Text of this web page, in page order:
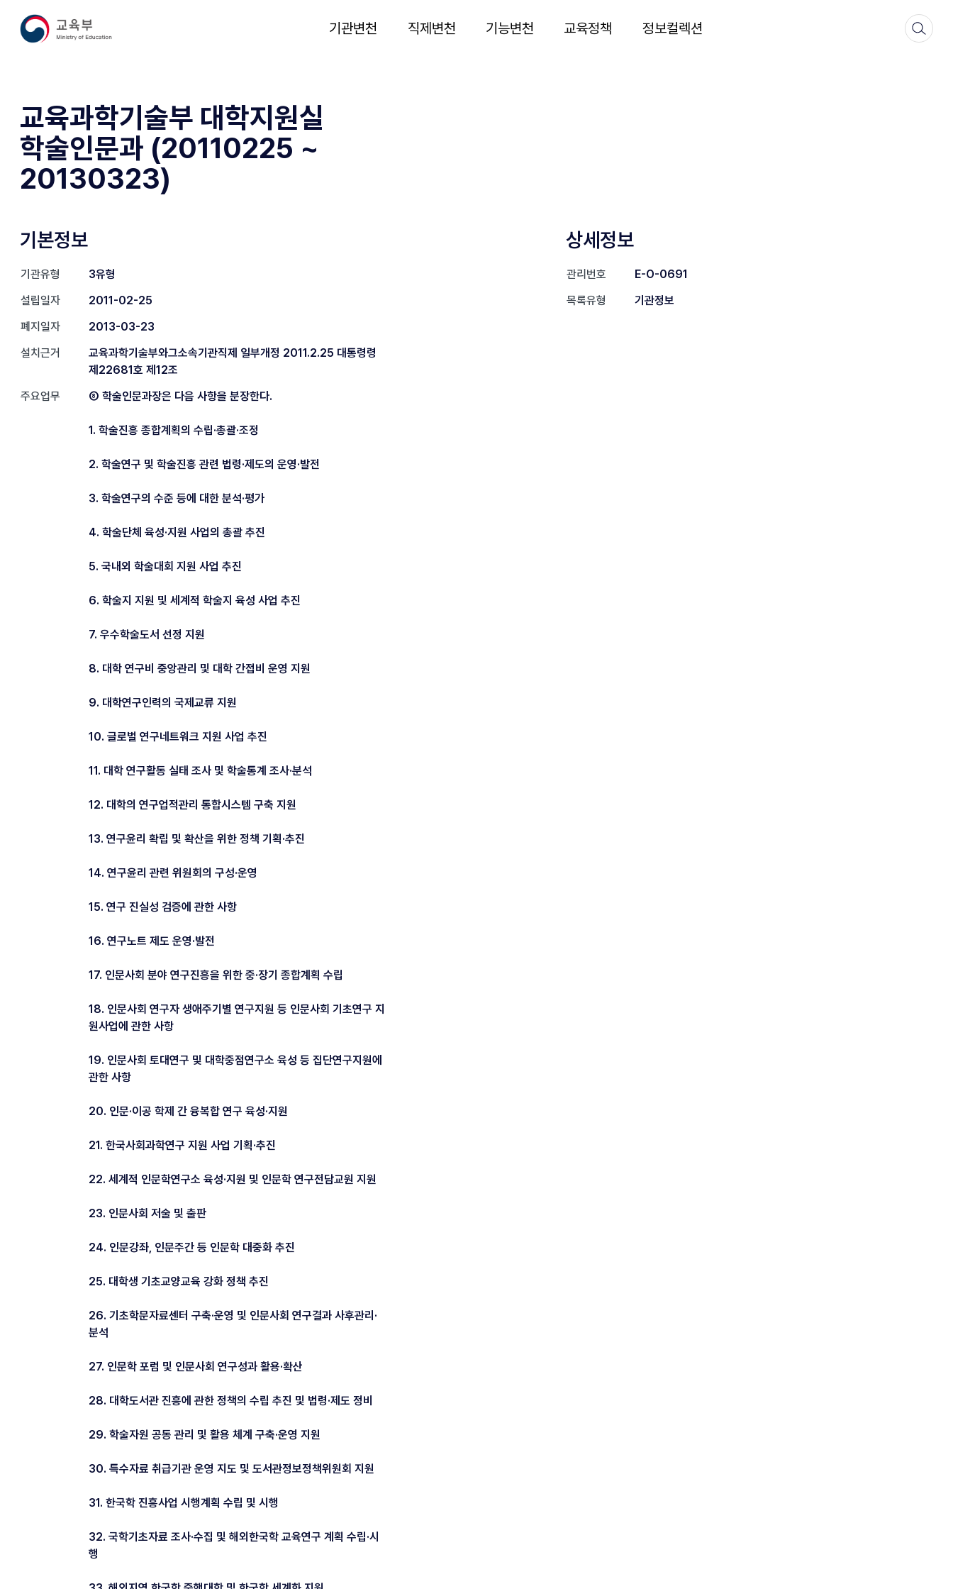
기관변천 직제변천 기능변천 교육정책 정보컬렉션
교육과학기술부 대학지원실
학술인문과 (20110225 ~
20130323)
기본정보
기관유형
3유형
설립일자
2011-02-25
폐지일자
2013-03-23
설치근거
교육과학기술부와그소속기관직제 일부개정 2011.2.25 대통령령
제22681호 제12조
주요업무
⑧ 학술인문과장은 다음 사항을 분장한다.
1. 학술진흥 종합계획의 수립·총괄·조정
2. 학술연구 및 학술진흥 관련 법령·제도의 운영·발전
3. 학술연구의 수준 등에 대한 분석·평가
4. 학술단체 육성·지원 사업의 총괄 추진
5. 국내외 학술대회 지원 사업 추진
6. 학술지 지원 및 세계적 학술지 육성 사업 추진
7. 우수학술도서 선정 지원
8. 대학 연구비 중앙관리 및 대학 간접비 운영 지원
9. 대학연구인력의 국제교류 지원
10. 글로벌 연구네트워크 지원 사업 추진
11. 대학 연구활동 실태 조사 및 학술통계 조사·분석
12. 대학의 연구업적관리 통합시스템 구축 지원
13. 연구윤리 확립 및 확산을 위한 정책 기획·추진
14. 연구윤리 관련 위원회의 구성·운영
15. 연구 진실성 검증에 관한 사항
16. 연구노트 제도 운영·발전
17. 인문사회 분야 연구진흥을 위한 중·장기 종합계획 수립
18. 인문사회 연구자 생애주기별 연구지원 등 인문사회 기초연구 지
원사업에 관한 사항
19. 인문사회 토대연구 및 대학중점연구소 육성 등 집단연구지원에
관한 사항
20. 인문·이공 학제 간 융복합 연구 육성·지원
21. 한국사회과학연구 지원 사업 기획·추진
22. 세계적 인문학연구소 육성·지원 및 인문학 연구전담교원 지원
23. 인문사회 저술 및 출판
24. 인문강좌, 인문주간 등 인문학 대중화 추진
25. 대학생 기초교양교육 강화 정책 추진
26. 기초학문자료센터 구축·운영 및 인문사회 연구결과 사후관리·
분석
27. 인문학 포럼 및 인문사회 연구성과 활용·확산
28. 대학도서관 진흥에 관한 정책의 수립 추진 및 법령·제도 정비
29. 학술자원 공동 관리 및 활용 체계 구축·운영 지원
30. 특수자료 취급기관 운영 지도 및 도서관정보정책위원회 지원
31. 한국학 진흥사업 시행계획 수립 및 시행
32. 국학기초자료 조사·수집 및 해외한국학 교육연구 계획 수립·시
행
상세정보
관리번호
E-O-0691
목록유형
기관정보